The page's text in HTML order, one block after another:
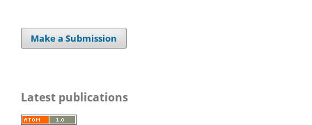
Make a Submission
Latest publications